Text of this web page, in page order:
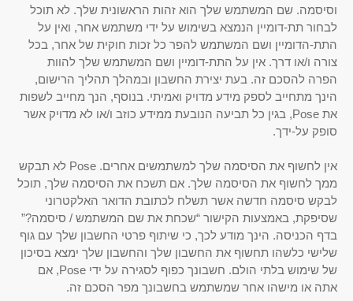
וסיסמה. שם המשתמש שלך הוא זהות הראשונית שלך. לא תוכל
לבחור תת-דומיין הנמצא בשימוש על ידי משתמש אחר, ואין על
התת-הדומיין ושם המשתמש להפר כל זכות חוקית של אחר, בכל
צורה ו/או דרך. אין על התת-דומיין ושם המשתמש שלך להוות
הפרה להסכם זה. בעת יצירת החשבון ובמהלך תהליך הרישום,
הינך מתחייב לספק מידע מדויק ואמיתי. בנוסף, הנך מחייב לשפות
את Pose, בגין כל תביעה הנובעת ממידע כוזב ו/או לא מדויק אשר
סופק על-ידך.
אין לחשוף את הסיסמה שלך למשתמשים אחרים. Pose לא תבקש
ממך לחשוף את הסיסמה שלך. אם תשכח את הסיסמה שלך, תוכל
לבקש סיסמה חדשה אשר תשלח לכתובת הדואר האלקטרוני
שסיפקת, באמצעות הקישור “שכחת את שם המשתמש / סיסמה?”
בדף הכניסה. הינך מודע לכך, כי שיתוף פרטי החשבון שלך עם גוף
שלישי כלשהו תחשוף את החשבון שלך והחשבון שלך ימצא בסיכון
של שימוש בלתי הולם. חשבונך כפוף לסגירה על ידי Pose, אם
אתה או מישהו אחר שמשתמש בחשבונך מפר הסכם זה.